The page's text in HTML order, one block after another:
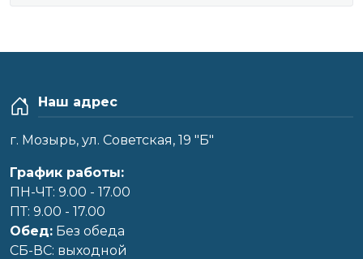
Наш адрес
г. Мозырь, ул. Советская, 19 "Б"
График работы:
ПН-ЧТ: 9.00 - 17.00
ПТ: 9.00 - 17.00
Обед: Без обеда
CБ-ВС: выходной